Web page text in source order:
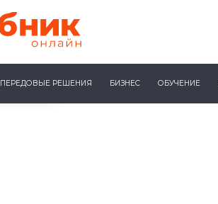
ПЕРЕДОВЫЕ РЕШЕНИЯ БИЗНЕС ОБУЧЕНИЕ